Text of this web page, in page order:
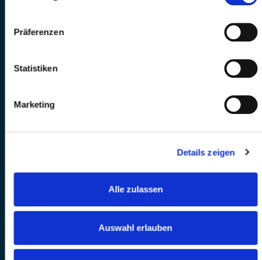
Präferenzen
Statistiken
Marketing
Details zeigen
Alle zulassen
Auswahl erlauben